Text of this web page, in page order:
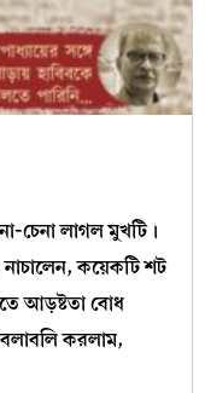
চেনা লাগল মুখটি।
কয়েকটি শট
আড়ষ্টতা বোধ
করলাম,